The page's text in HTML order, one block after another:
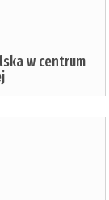
w centrum